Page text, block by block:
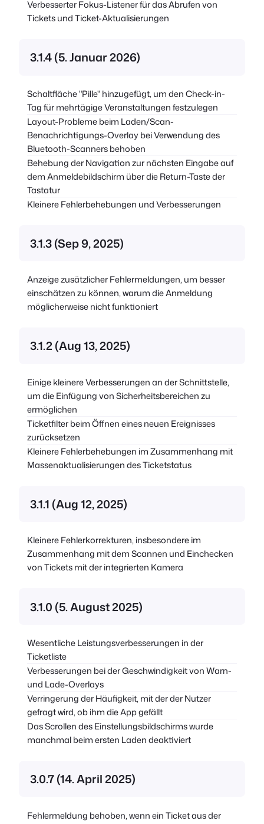
Verbesserter Fokus-Listener für das Abrufen von
Tickets und Ticket-Aktualisierungen
3.1.4 (5. Januar 2026)
Schaltfläche "Pille" hinzugefügt, um den Check-in-
Tag für mehrtägige Veranstaltungen festzulegen
Layout-Probleme beim Laden/Scan-
Benachrichtigungs-Overlay bei Verwendung des
Bluetooth-Scanners behoben
Behebung der Navigation zur nächsten Eingabe auf
dem Anmeldebildschirm über die Return-Taste der
Tastatur
Kleinere Fehlerbehebungen und Verbesserungen
3.1.3 (Sep 9, 2025)
Anzeige zusätzlicher Fehlermeldungen, um besser
einschätzen zu können, warum die Anmeldung
möglicherweise nicht funktioniert
3.1.2 (Aug 13, 2025)
Einige kleinere Verbesserungen an der Schnittstelle,
um die Einfügung von Sicherheitsbereichen zu
ermöglichen
Ticketfilter beim Öffnen eines neuen Ereignisses
zurücksetzen
Kleinere Fehlerbehebungen im Zusammenhang mit
Massenaktualisierungen des Ticketstatus
3.1.1 (Aug 12, 2025)
Kleinere Fehlerkorrekturen, insbesondere im
Zusammenhang mit dem Scannen und Einchecken
von Tickets mit der integrierten Kamera
3.1.0 (5. August 2025)
Wesentliche Leistungsverbesserungen in der
Ticketliste
Verbesserungen bei der Geschwindigkeit von Warn-
und Lade-Overlays
Verringerung der Häufigkeit, mit der der Nutzer
gefragt wird, ob ihm die App gefällt
Das Scrollen des Einstellungsbildschirms wurde
manchmal beim ersten Laden deaktiviert
3.0.7 (14. April 2025)
Fehlermeldung behoben, wenn ein Ticket aus der